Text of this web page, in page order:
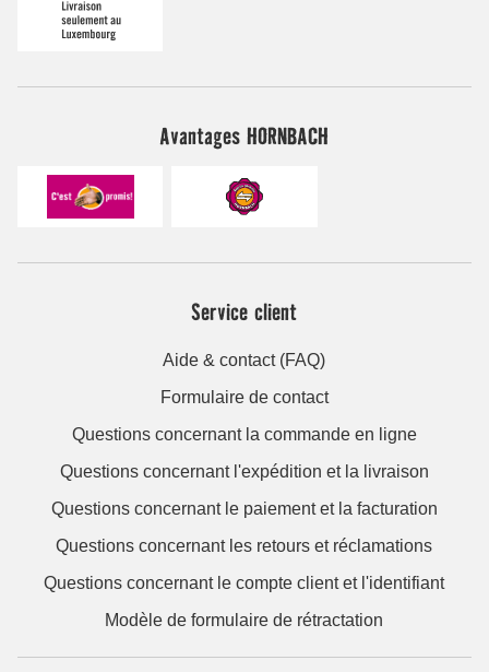
Avantages HORNBACH
Service client
Aide & contact (FAQ)
Formulaire de contact
Questions concernant la commande en ligne
Questions concernant l'expédition et la livraison
Questions concernant le paiement et la facturation
Questions concernant les retours et réclamations
Questions concernant le compte client et l'identifiant
Modèle de formulaire de rétractation